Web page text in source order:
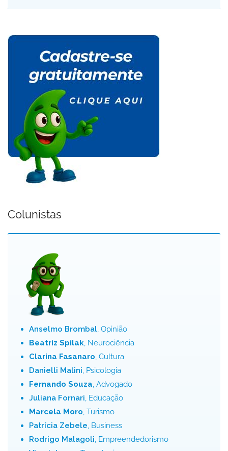
Colunistas
Anselmo Brombal, Opinião
Beatriz Spilak, Neurociência
Clarina Fasanaro, Cultura
Danielli Malini, Psicologia
Fernando Souza, Advogado
Juliana Fornari, Educação
Marcela Moro, Turismo
Patrícia Zebele, Business
Rodrigo Malagoli, Empreendedorismo